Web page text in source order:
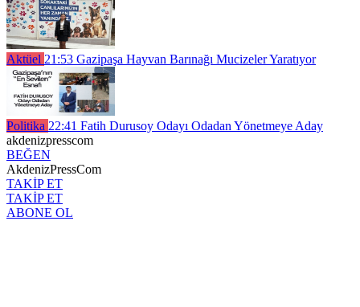
Aktüel 21:53 Gazipaşa Hayvan Barınağı Mucizeler Yaratıyor
Politika 22:41 Fatih Durusoy Odayı Odadan Yönetmeye Aday
akdenizpresscom
BEĞEN
AkdenizPressCom
TAKİP ET
TAKİP ET
ABONE OL